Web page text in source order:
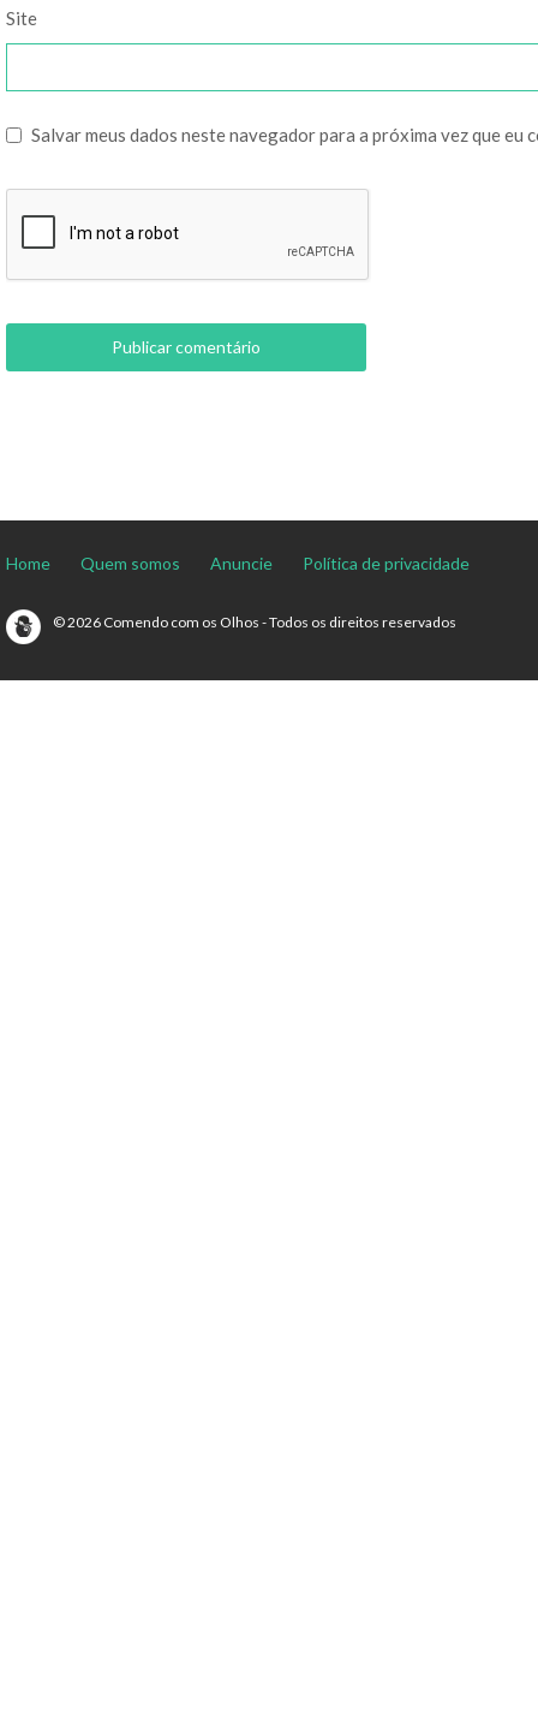
Site
Salvar meus dados neste navegador para a próxima vez que eu
Home Quem somos Anuncie Política de privacidade
© 2026 Comendo com os Olhos - Todos os direitos reservados